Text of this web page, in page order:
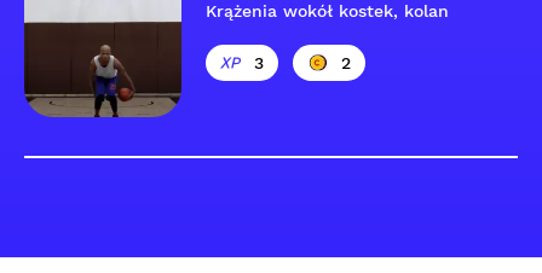
Krążenia wokół kostek, kolan
3 2